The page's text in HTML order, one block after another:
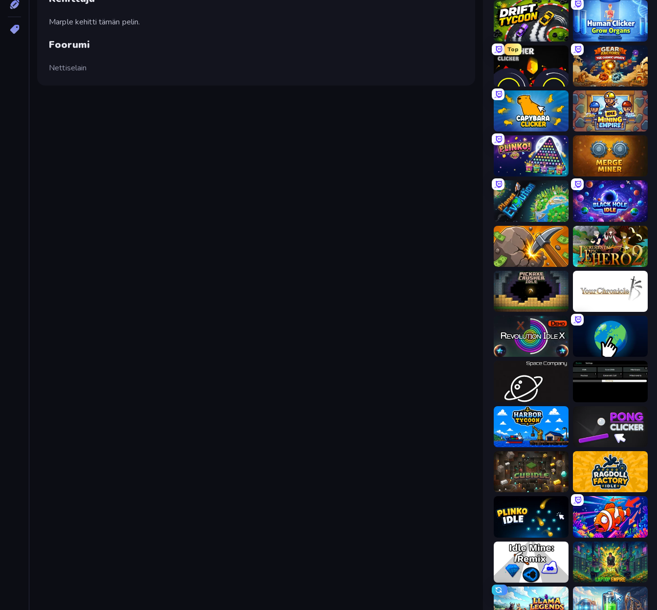
Marple kehitti tämän pelin.
Foorumi
Nettiselain
Drift Tycoon Human Clicker: Grow Organs
Top
Crusher Clicker Gear Factory
Capybara Clicker Idle Mining Empire
PLINKO! Merge Miner
Planet Evolution: Idle Clicker Black Hole Idle
Mine Clicker Incremental Epic Hero 2
Pickaxe Crusher Idle
Revolution Idle X Planet Clicker 2
Space Company
Harbor Tycoon Pong Clicker
Cubidle Ragdoll Factory Idle
Plinko Idle Fish Catch Idle
Idle Mine: Remix Laptop Empire